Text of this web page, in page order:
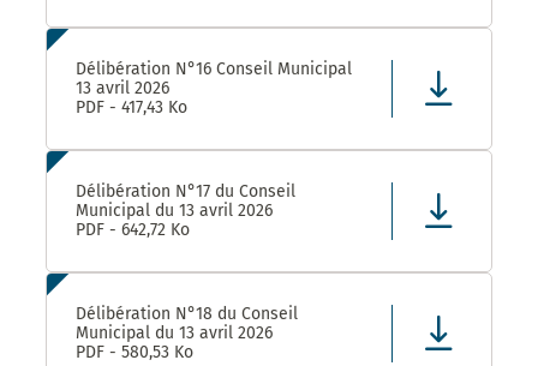
Délibération N°16 Conseil Municipal
13 avril 2026
PDF - 417,43 Ko
Délibération N°17 du Conseil
Municipal du 13 avril 2026
PDF - 642,72 Ko
Délibération N°18 du Conseil
Municipal du 13 avril 2026
PDF - 580,53 Ko